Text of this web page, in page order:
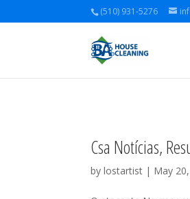
(510) 931-5276
Csa Notícias,
by lostartist | May